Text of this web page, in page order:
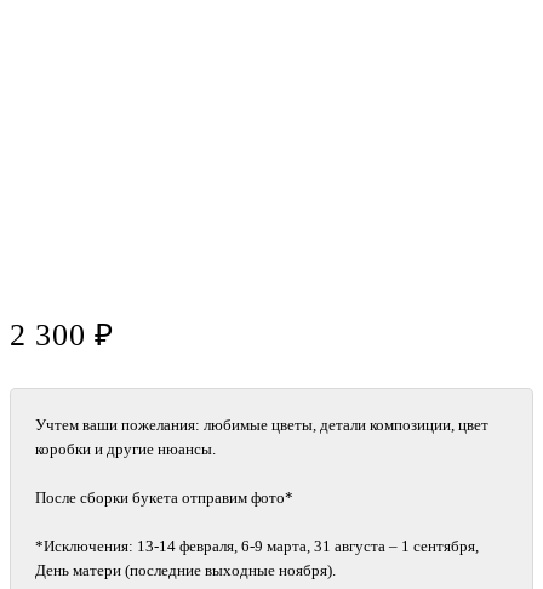
2 300 ₽
Учтем ваши пожелания: любимые цветы, детали композиции, цвет
коробки и другие нюансы.
После сборки букета отправим фото*
*Исключения: 13‑14 февраля, 6‑9 марта, 31 августа – 1 сентября,
День матери (последние выходные ноября).